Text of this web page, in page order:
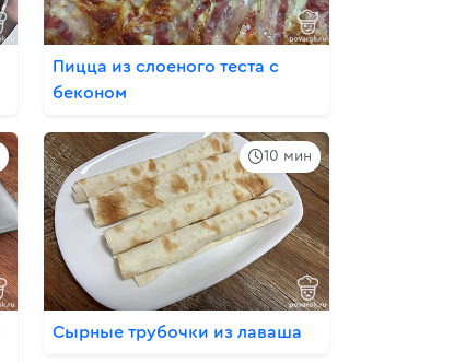
Пицца из слоеного теста с
беконом
10 мин
Сырные трубочки из лаваша